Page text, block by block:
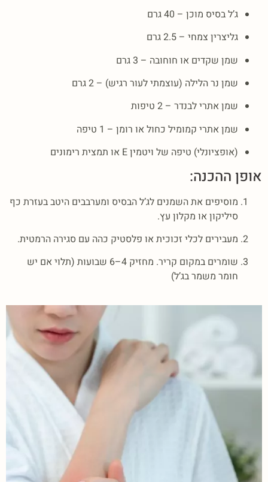
ג’ל בסיס מוכן – 40 גרם
גליצרין צמחי – 2.5 גרם
שמן שקדים או חוחובה – 3 גרם
שמן נר הלילה (עוצמתי לעור רגיש) – 2 גרם
שמן אתרי לבנדר – 2 טיפות
שמן אתרי קמומיל כחול או רומן – 1 טיפה
(אופציונלי) טיפה של ויטמין E או תמצית רימונים
אופן ההכנה:
מוסיפים את השמנים לג’ל הבסיס ומערבבים היטב בעזרת כף
סיליקון או מקלון עץ.
מעבירים לכלי זכוכית או פלסטיק כהה עם סגירה הרמטית.
שומרים במקום קריר. מחזיק 4–6 שבועות (תלוי אם יש
חומר משמר בג’ל)